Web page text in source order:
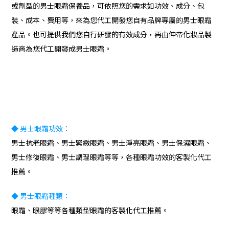
或劑型的男士眼霜保養品，可依照您的需求如功效、成分、包
裝、成本、費用等，來為您代工開發您自有品牌專屬的男士眼霜
產品。也可提供我們您自行研發的有效成分，再由伸帝化妝品製
造商為您代工開發成男士眼霜。
◆ 男士眼霜功效：
男士抗老眼霜、男士緊緻眼霜、男士淨亮眼霜、男士保濕眼霜、
男士修復眼霜、男士調理眼霜等等，各種眼霜功效的客製化代工
推薦。
◆ 男士眼霜種類：
眼霜、眼膠等等各種類型眼霜的客製化代工推薦。